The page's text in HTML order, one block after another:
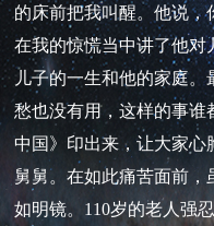
的床前把我叫醒。他说，
在我的惊慌当中讲了他对
儿子的一生和他的家庭。
愁也没有用，这样的事
中国》印出来，让大家
舅舅。在如此痛苦面前
如明镜。110岁的老人强